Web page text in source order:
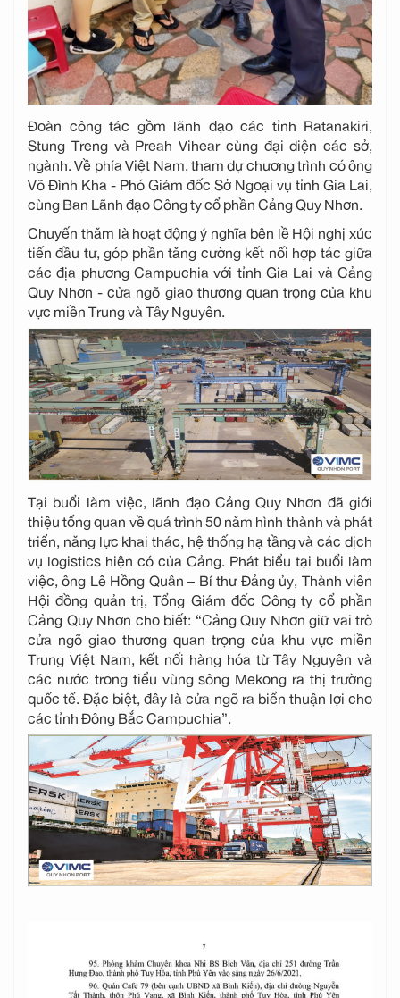
Đoàn công tác gồm lãnh đạo các tỉnh Ratanakiri,
Stung Treng và Preah Vihear cùng đại diện các sở,
ngành. Về phía Việt Nam, tham dự chương trình có ông
Võ Đình Kha - Phó Giám đốc Sở Ngoại vụ tỉnh Gia Lai,
cùng Ban Lãnh đạo Công ty cổ phần Cảng Quy Nhơn.
Chuyến thăm là hoạt động ý nghĩa bên lề Hội nghị xúc
tiến đầu tư, góp phần tăng cường kết nối hợp tác giữa
các địa phương Campuchia với tỉnh Gia Lai và Cảng
Quy Nhơn - cửa ngõ giao thương quan trọng của khu
vực miền Trung và Tây Nguyên.
Tại buổi làm việc, lãnh đạo Cảng Quy Nhơn đã giới
thiệu tổng quan về quá trình 50 năm hình thành và phát
triển, năng lực khai thác, hệ thống hạ tầng và các dịch
vụ logistics hiện có của Cảng. Phát biểu tại buổi làm
việc, ông Lê Hồng Quân – Bí thư Đảng ủy, Thành viên
Hội đồng quản trị, Tổng Giám đốc Công ty cổ phần
Cảng Quy Nhơn cho biết: “Cảng Quy Nhơn giữ vai trò
cửa ngõ giao thương quan trọng của khu vực miền
Trung Việt Nam, kết nối hàng hóa từ Tây Nguyên và
các nước trong tiểu vùng sông Mekong ra thị trường
quốc tế. Đặc biệt, đây là cửa ngõ ra biển thuận lợi cho
các tỉnh Đông Bắc Campuchia”.